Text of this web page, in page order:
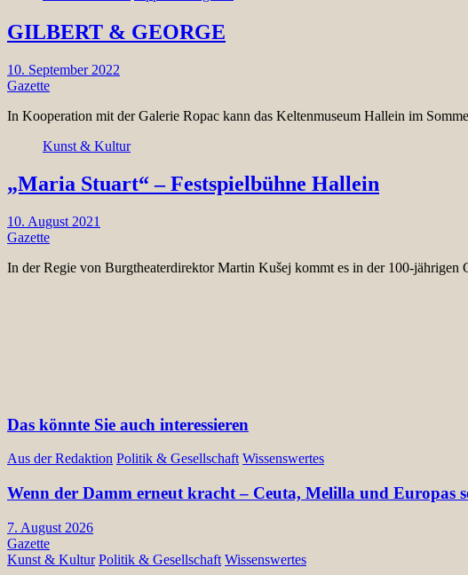
GILBERT & GEORGE
10. September 2022
Gazette
In Kooperation mit der Galerie Ropac kann das Keltenmuseum Hallein im
Kunst & Kultur
„Maria Stuart“ – Festspielbühne Hallein
10. August 2021
Gazette
In der Regie von Burgtheaterdirektor Martin Kušej kommt es in der 100-jährigen
Das könnte Sie auch interessieren
Aus der Redaktion Politik & Gesellschaft Wissenswertes
Wenn der Damm erneut kracht – Ceuta, Melilla und Europas
7. August 2026
Gazette
Kunst & Kultur Politik & Gesellschaft Wissenswertes